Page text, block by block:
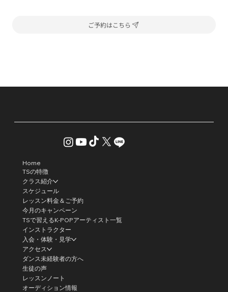
ご予約はこちら
Home
TSの特徴
クラス紹介
スケジュール
レッスン料金＆ご予約
今月のキャンペーン
TSで習えるK-POPアーティスト一覧
インストラクター
入会・体験・見学
アクセス
ダンス未経験者の方へ
生徒の声
レッスンノート
オーディション情報